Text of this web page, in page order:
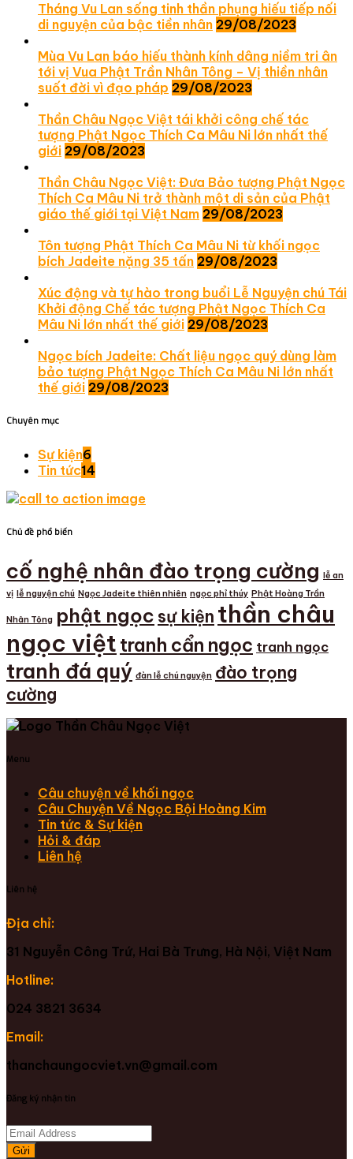
Tháng Vu Lan sống tinh thần phụng hiếu tiếp nối
di nguyện của bậc tiền nhân 29/08/2023
Mùa Vu Lan báo hiếu thành kính dâng niềm tri ân
tới vị Vua Phật Trần Nhân Tông – Vị thiền nhân
suốt đời vì đạo pháp 29/08/2023
Thần Châu Ngọc Việt tái khởi công chế tác
tượng Phật Ngọc Thích Ca Mâu Ni lớn nhất thế
giới 29/08/2023
Thần Châu Ngọc Việt: Đưa Bảo tượng Phật Ngọc
Thích Ca Mâu Ni trở thành một di sản của Phật
giáo thế giới tại Việt Nam 29/08/2023
Tôn tượng Phật Thích Ca Mâu Ni từ khối ngọc
bích Jadeite nặng 35 tấn 29/08/2023
Xúc động và tự hào trong buổi Lễ Nguyện chú Tái
Khởi động Chế tác tượng Phật Ngọc Thích Ca
Mâu Ni lớn nhất thế giới 29/08/2023
Ngọc bích Jadeite: Chất liệu ngọc quý dùng làm
bảo tượng Phật Ngọc Thích Ca Mâu Ni lớn nhất
thế giới 29/08/2023
Chuyên mục
Sự kiện6
Tin tức14
Chủ đề phổ biến
cố nghệ nhân đào trọng cường lễ an
vị lễ nguyện chú Ngọc Jadeite thiên nhiên ngọc phỉ thúy Phật Hoàng Trần
Nhân Tông phật ngọc sự kiện thần châu
ngọc việt tranh cẩn ngọc tranh ngọc
tranh đá quý đàn lễ chú nguyện đào trọng
cường
Menu
Câu chuyện về khối ngọc
Câu Chuyện Về Ngọc Bội Hoàng Kim
Tin tức & Sự kiện
Hỏi & đáp
Liên hệ
Liên hệ
Địa chỉ:
31 Nguyễn Công Trứ, Hai Bà Trưng, Hà Nội, Việt Nam
Hotline:
024 3821 3634
Email:
thanchaungocviet.vn@gmail.com
Đăng ký nhận tin
Gửi